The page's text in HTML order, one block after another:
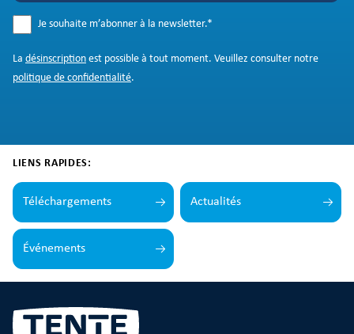
Je souhaite m’abonner à la newsletter.*
La désinscription est possible à tout moment. Veuillez consulter notre
politique de confidentialité.
LIENS RAPIDES:
Téléchargements Actualités
Événements